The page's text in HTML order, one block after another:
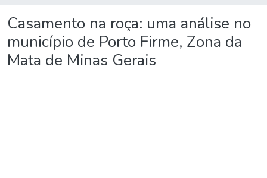
Casamento na roça: uma análise no
município de Porto Firme, Zona da
Mata de Minas Gerais